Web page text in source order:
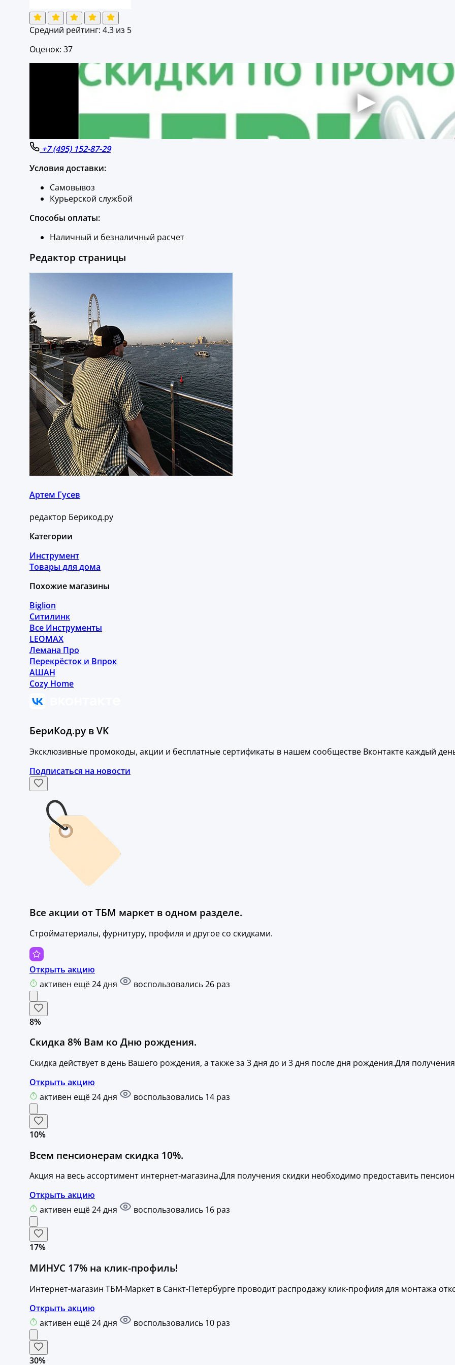
Средний рейтинг: 4.3 из 5
Оценок: 37
+7 (495) 152-87-29
Условия доставки:
Самовывоз
Курьерской службой
Способы оплаты:
Наличный и безналичный расчет
Редактор страницы
Артем Гусев
редактор Берикод.ру
Категории
Инструмент
Товары для дома
Похожие магазины
Biglion
Ситилинк
Все Инструменты
LEOMAX
Лемана Про
Перекрёсток и Впрок
АШАН
Cozy Home
БериКод.ру в VK
Эксклюзивные промокоды, акции и бесплатные сертификаты в нашем сообществе Вконтакте каждый
Подписаться на новости
Все акции от ТБМ маркет в одном разделе.
Стройматериалы, фурнитуру, профиля и другое со скидками.
Открыть акцию
активен ещё 24 дня
воспользовались 26 раз
8%
Скидка 8% Вам ко Дню рождения.
Скидка действует в день Вашего рождения, а также за 3 дня до и 3 дня после дня рождения.Для
Открыть акцию
активен ещё 24 дня
воспользовались 14 раз
10%
Всем пенсионерам скидка 10%.
Акция на весь ассортимент интернет-магазина.Для получения скидки необходимо предоставить
Открыть акцию
активен ещё 24 дня
воспользовались 16 раз
17%
МИНУС 17% на клик-профиль!
Интернет-магазин ТБМ-Маркет в Санкт-Петербурге проводит распродажу клик-профиля для монтажа
Открыть акцию
активен ещё 24 дня
воспользовались 10 раз
30%